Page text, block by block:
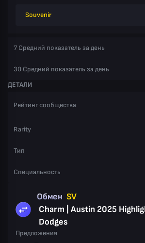
Souvenir
7 Средний показатель за день
30 Средний показатель за день
ДЕТАЛИ
Рейтинг сообщества
Rarity
Тип
Специальность
Обмен SV
Charm | Austin 2025
Dodges
Предложения